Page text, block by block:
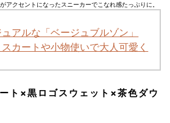
アクセントになったスニーカーでこなれ感たっぷりに。
ュアルな「ベージュブルゾン」
カートや小物使いで大人可愛く
ト×黒ロゴスウェット×茶色ダウ